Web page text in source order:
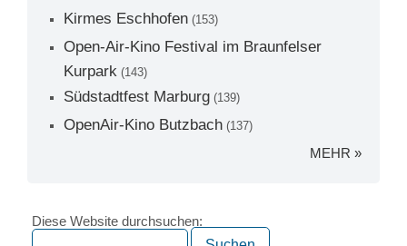
Kirmes Eschhofen (153)
Open-Air-Kino Festival im Braunfelser
Kurpark (143)
Südstadtfest Marburg (139)
OpenAir-Kino Butzbach (137)
MEHR »
Diese Website durchsuchen: